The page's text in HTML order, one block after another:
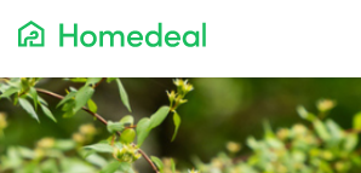
Populaire projecten
Aannemer